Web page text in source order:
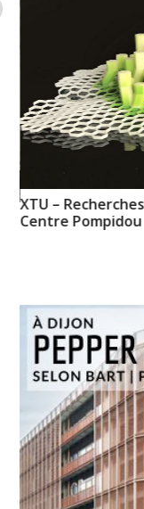
XTU –
Centre Pompidou